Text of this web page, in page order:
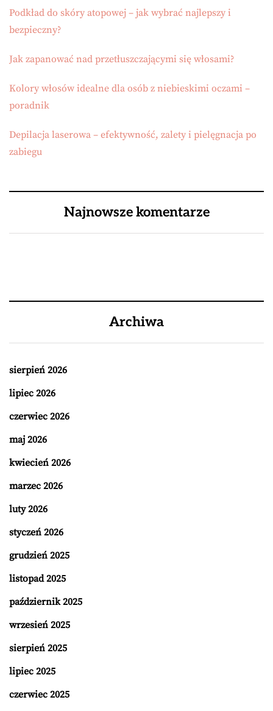
Podkład do skóry atopowej – jak wybrać najlepszy i
bezpieczny?
Jak zapanować nad przetłuszczającymi się włosami?
Kolory włosów idealne dla osób z niebieskimi oczami –
poradnik
Depilacja laserowa – efektywność, zalety i pielęgnacja po
zabiegu
Najnowsze komentarze
Archiwa
sierpień 2026
lipiec 2026
czerwiec 2026
maj 2026
kwiecień 2026
marzec 2026
luty 2026
styczeń 2026
grudzień 2025
listopad 2025
październik 2025
wrzesień 2025
sierpień 2025
lipiec 2025
czerwiec 2025